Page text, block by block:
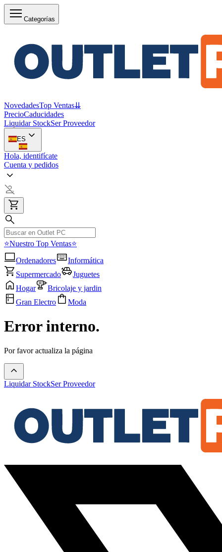
Categorías
NovedadesTop Ventas⇊
PrecioCaducidades
Liquidar StockSer Proveedor
ES
Hola, identifícate
Cuenta y pedidos
⭐Nuestro Top Ventas⭐
Ordenadores
Informática
Supermercado
Juguetes
Hogar
Bricolaje y jardin
Gran Electro
Moda
Error interno.
Por favor actualiza la página
Liquidar StockSer Proveedor